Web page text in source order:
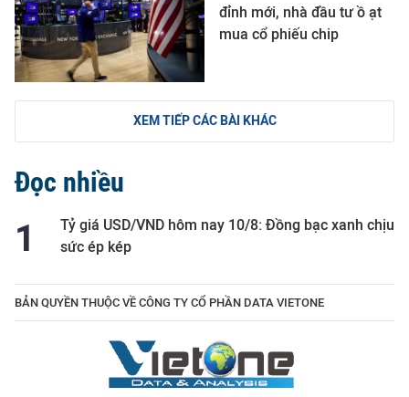
đỉnh mới, nhà đầu tư ồ ạt
mua cổ phiếu chip
XEM TIẾP CÁC BÀI KHÁC
Đọc nhiều
Tỷ giá USD/VND hôm nay 10/8: Đồng bạc xanh chịu
sức ép kép
BẢN QUYỀN THUỘC VỀ CÔNG TY CỔ PHẦN DATA VIETONE